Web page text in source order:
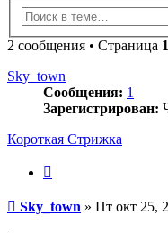
2 сообщения • Страница 1
Sky_town
Сообщения: 1
Зарегистрирован:
Короткая Стрижка
Сообщение
Sky_town » Пт окт 25,